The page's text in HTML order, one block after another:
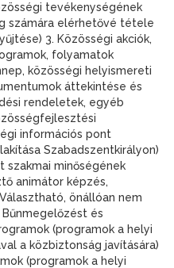
tevékenységének
számára elérhetővé tétele
3. Közösségi akciók,
folyamatok
közösségi helyismereti
áttekintése és
rendeletek, egyéb
információs pont
Szabadszentkirályon)
minőségének
animátor képzés,
önállóan nem
és
(programok a helyi
a közbiztonság javítására)
(programok a helyi